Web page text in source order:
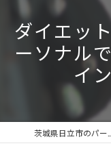
ダイエッ
ーソナル
イ